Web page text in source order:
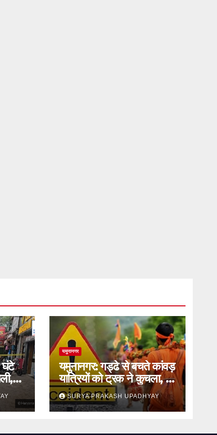
घंटे
यमुनानगर
यमुनानगर: गड्ढे से बचते कांवड़
यात्रियों को ट्रक ने कुचला, दो
की मौत
SURYA PRAKASH UPADHYAY